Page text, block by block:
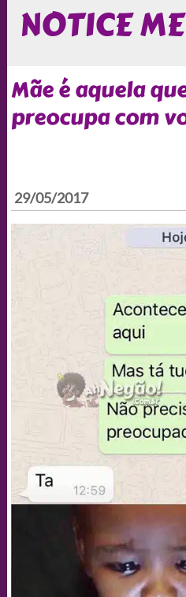
NOTICE
Mãe é aquela
preocupa com
29/05/2017